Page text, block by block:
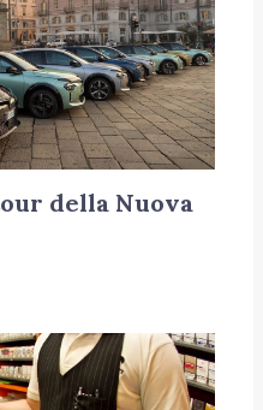
della Nuova